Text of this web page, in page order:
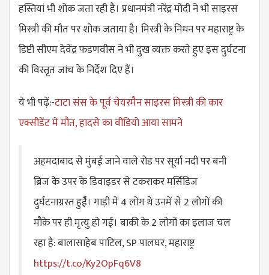
हस्तियां भी शोक जता रही है। प्रधानमंत्री नरेंद्र मोदी ने भी साइरस
मिस्त्री की मौत पर शोक जताया है। मिस्त्री के निधन पर महाराष्ट्र के
डिप्टी सीएम देवेंद्र फडणवीस ने भी दुख व्यक्त करते हुए इस दुर्घटना
की विस्तृत जांच के निर्देश दिए हैं।
ये भी पढ़ें:-टाटा संस के पूर्व चेयरमैन साइरस मिस्त्री की कार
एक्सीडेंट में मौत, हादसे का वीडियो आया सामने
अहमदाबाद से मुंबई जाने वाले रोड पर सूर्या नदी पर बनी
ब्रिज के उपर के डिवाइडर से टकराकर मर्सिडिज
दुर्घटनाग्रस्त हुईै। गाड़ी में 4 लोग थे उनमें से 2 लोगों की
मौके पर ही मृत्यु हो गई। बाकी के 2 लोगों का इलाज चल
रहा है: बालासाहेब पाटिल, SP पालघर, महाराष्ट्र
https://t.co/Ky2OpFq6V8